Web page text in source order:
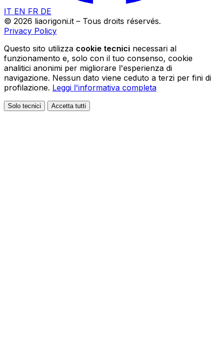
IT EN FR DE
© 2026 liaorigoni.it – Tous droits réservés.
Privacy Policy
Questo sito utilizza cookie tecnici necessari al
funzionamento e, solo con il tuo consenso, cookie
analitici anonimi per migliorare l'esperienza di
navigazione. Nessun dato viene ceduto a terzi per fini di
profilazione. Leggi l'informativa completa
Solo tecnici Accetta tutti